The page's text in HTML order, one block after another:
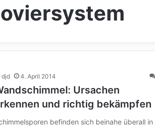
djd 4. April 2014
Ursachen
und richtig bekämpfen
befinden sich beinahe überall in